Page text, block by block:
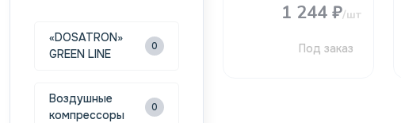
«DOSATRON»
GREEN LINE
0
Воздушные
компрессоры
0
1 244 ₽/шт
Под заказ